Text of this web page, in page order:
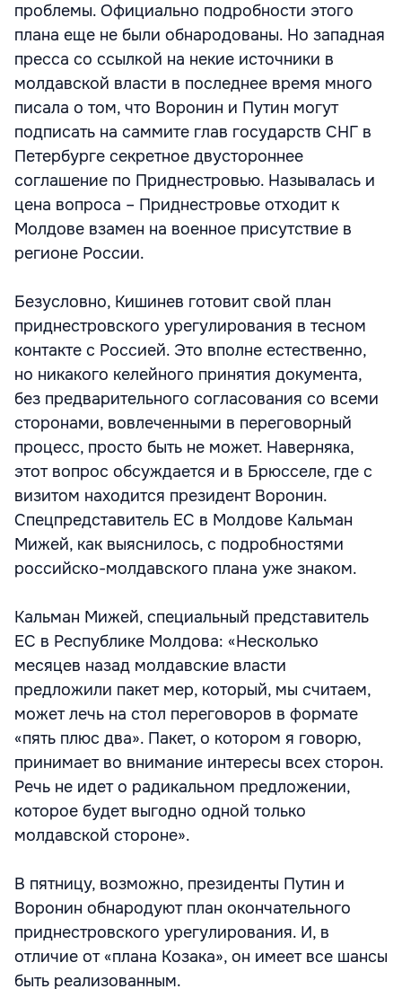
проблемы. Официально подробности этого
плана еще не были обнародованы. Но западная
пресса со ссылкой на некие источники в
молдавской власти в последнее время много
писала о том, что Воронин и Путин могут
подписать на саммите глав государств СНГ в
Петербурге секретное двустороннее
соглашение по Приднестровью. Называлась и
цена вопроса – Приднестровье отходит к
Молдове взамен на военное присутствие в
регионе России.
Безусловно, Кишинев готовит свой план
приднестровского урегулирования в тесном
контакте с Россией. Это вполне естественно,
но никакого келейного принятия документа,
без предварительного согласования со всеми
сторонами, вовлеченными в переговорный
процесс, просто быть не может. Наверняка,
этот вопрос обсуждается и в Брюсселе, где с
визитом находится президент Воронин.
Спецпредставитель ЕС в Молдове Кальман
Мижей, как выяснилось, с подробностями
российско-молдавского плана уже знаком.
Кальман Мижей, специальный представитель
ЕС в Республике Молдова: «Несколько
месяцев назад молдавские власти
предложили пакет мер, который, мы считаем,
может лечь на стол переговоров в формате
«пять плюс два». Пакет, о котором я говорю,
принимает во внимание интересы всех сторон.
Речь не идет о радикальном предложении,
которое будет выгодно одной только
молдавской стороне».
В пятницу, возможно, президенты Путин и
Воронин обнародуют план окончательного
приднестровского урегулирования. И, в
отличие от «плана Козака», он имеет все шансы
быть реализованным.